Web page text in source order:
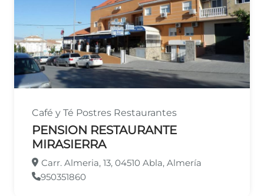
Café y Té Postres Restaurantes
PENSION RESTAURANTE
MIRASIERRA
Carr. Almeria, 13, 04510 Abla, Almería
950351860